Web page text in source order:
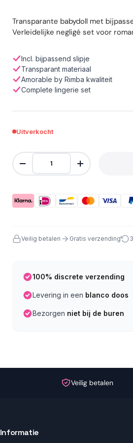
Transparante babydoll met
Verleidelijke negligé set voor
Incl. bijpassend slipje
Transparant materiaal
Amorable by Rimba kwaliteit
Complete lingerie set
Uitverkocht
Aantal
Verlaag de hoeveelheidVerhoog de
Veilig betalen Gratis verzending
100% discrete verzending
Levering in een blanco doos
Bezorgen niet bij de buren
Veilig betalen
Informatie